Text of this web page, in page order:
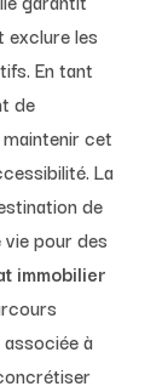
exclure les
En tant
de
cet
La
de
pour des
immobilier
à